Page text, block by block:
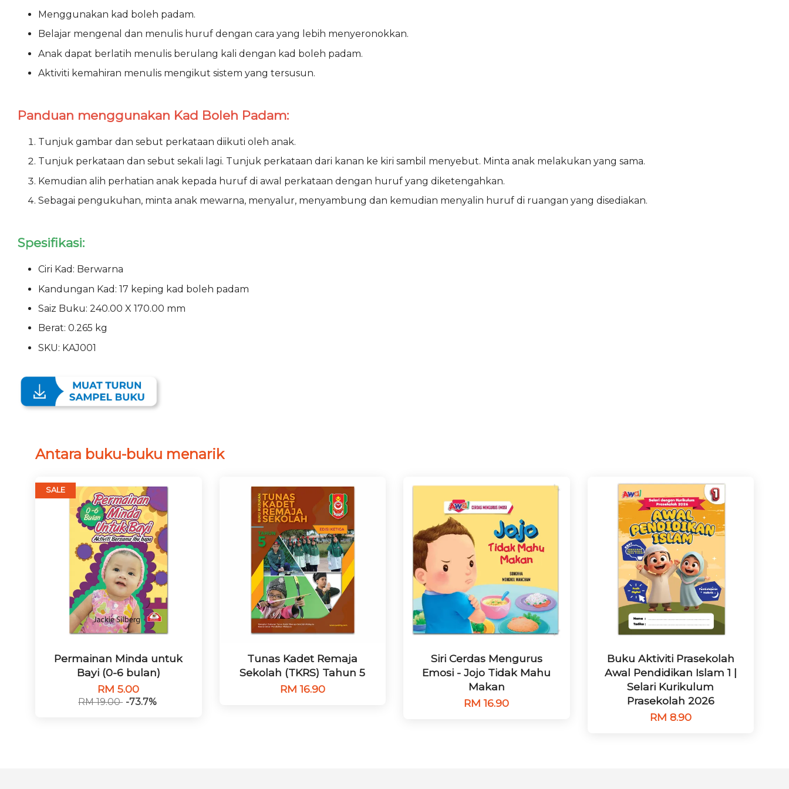
Menggunakan kad boleh padam.
Belajar mengenal dan menulis huruf dengan cara yang lebih menyeronokkan.
Anak dapat berlatih menulis berulang kali dengan kad boleh padam.
Aktiviti kemahiran menulis mengikut sistem yang tersusun.
Panduan menggunakan Kad Boleh Padam:
Tunjuk gambar dan sebut perkataan diikuti oleh anak.
Tunjuk perkataan dan sebut sekali lagi. Tunjuk perkataan dari kanan ke kiri sambil menyebut. Minta anak melakukan yang sama.
Kemudian alih perhatian anak kepada huruf di awal perkataan dengan huruf yang diketengahkan.
Sebagai pengukuhan, minta anak mewarna, menyalur, menyambung dan kemudian menyalin huruf di ruangan yang disediakan.
Spesifikasi:
Ciri Kad: Berwarna
Kandungan Kad: 17 keping kad boleh padam
Saiz Buku: 240.00 X 170.00 mm
Berat: 0.265 kg
SKU: KAJ001
Antara buku-buku menarik
SALE
Permainan Minda untuk
Bayi (0-6 bulan)
RM 5.00
RM 19.00 -73.7%
Tunas Kadet Remaja
Sekolah (TKRS) Tahun 5
RM 16.90
Siri Cerdas Mengurus
Emosi - Jojo Tidak Mahu
Makan
RM 16.90
Buku Aktiviti Prasekolah
Awal Pendidikan Islam 1 |
Selari Kurikulum
Prasekolah 2026
RM 8.90